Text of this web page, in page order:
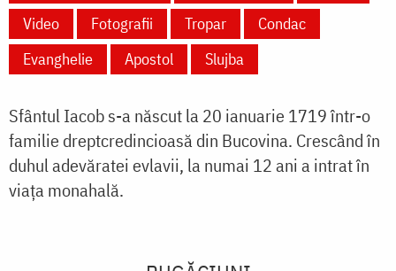
Video
Fotografii Tropar
Condac
Evanghelie
Apostol Slujba
Sfântul Iacob s-a născut la 20 ianuarie 1719 într-o
familie dreptcredincioasă din Bucovina. Crescând în
duhul adevăratei evlavii, la numai 12 ani a intrat în
viața monahală.